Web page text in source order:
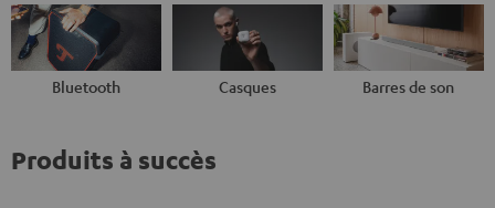
Bluetooth Casques Barres de son
Produits à succès